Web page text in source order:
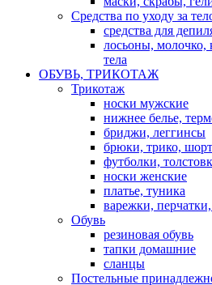
Средства по уходу за
средства для
лосьоны, молочко,
тела
ОБУВЬ, ТРИКОТАЖ
Трикотаж
носки мужские
нижнее белье,
бриджи, леггинсы
брюки, трико,
футболки,
носки женские
платье, туника
варежки,
Обувь
резиновая обувь
тапки домашние
сланцы
Постельные